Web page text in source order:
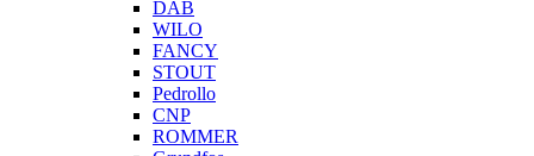
DAB
WILO
FANCY
STOUT
Pedrollo
CNP
ROMMER